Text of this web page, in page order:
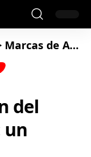
Marcas de Autos
del
un